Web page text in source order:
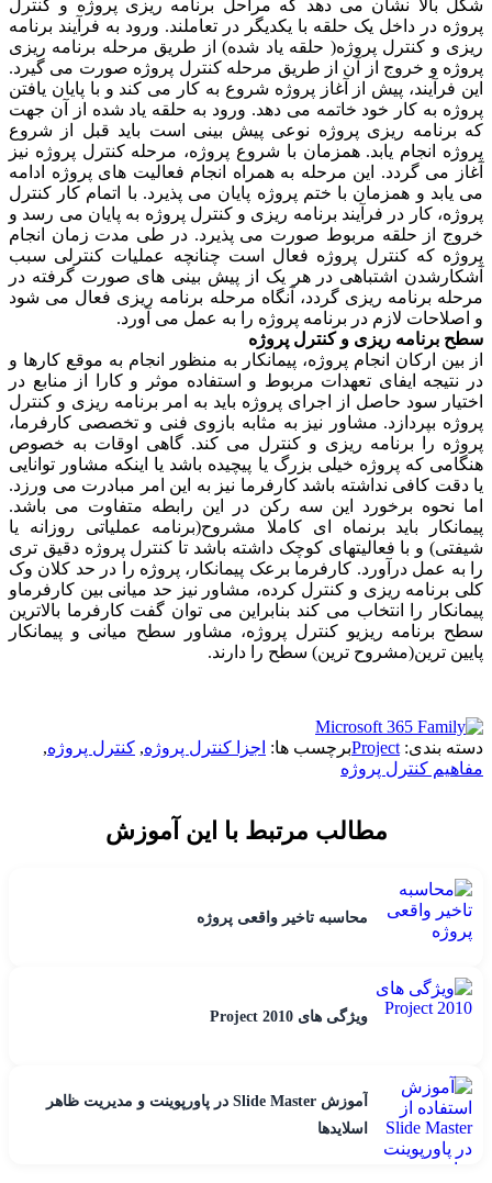
شکل بالا نشان می دهد که مراحل برنامه ریزی پروژه و کنترل
پروژه در داخل یک حلقه با یکدیگر در تعاملند. ورود به فرآیند برنامه
ریزی و کنترل پروژه( حلقه یاد شده) از طریق مرحله برنامه ریزی
پروژه و خروج از آن از طریق مرحله کنترل پروژه صورت می گیرد.
این فرآیند، پیش از آغاز پروژه شروع به کار می کند و با پایان یافتن
پروژه به کار خود خاتمه می دهد. ورود به حلقه یاد شده از آن جهت
که برنامه ریزی پروژه نوعی پیش بینی است باید قبل از شروع
پروژه انجام یابد. همزمان با شروع پروژه، مرحله کنترل پروژه نیز
آغاز می گردد. این مرحله به همراه انجام فعالیت های پروژه ادامه
می یابد و همزمان با ختم پروژه پایان می پذیرد. با اتمام کار کنترل
پروژه، کار در فرآیند برنامه ریزی و کنترل پروژه به پایان می رسد و
خروج از حلقه مربوط صورت می پذیرد. در طی مدت زمان انجام
پروژه که کنترل پروژه فعال است چنانچه عملیات کنترلی سبب
آشکارشدن اشتباهی در هر یک از پیش بینی های صورت گرفته در
مرحله برنامه ریزی گردد، آنگاه مرحله برنامه ریزی فعال می شود
و اصلاحات لازم در برنامه پروژه را به عمل می آورد.
سطح برنامه ریزی و کنترل پروژه
از بین ارکان انجام پروژه، پیمانکار به منظور انجام به موقع کارها و
در نتیجه ایفای تعهدات مربوط و استفاده موثر و کارا از منابع در
اختیار سود حاصل از اجرای پروژه باید به امر برنامه ریزی و کنترل
پروژه بپردازد. مشاور نیز به مثابه بازوی فنی و تخصصی کارفرما،
پروژه را برنامه ریزی و کنترل می کند. گاهی اوقات به خصوص
هنگامی که پروژه خیلی بزرگ یا پیچیده باشد یا اینکه مشاور توانایی
یا دقت کافی نداشته باشد کارفرما نیز به این امر مبادرت می ورزد.
اما نحوه برخورد این سه رکن در این رابطه متفاوت می باشد.
پیمانکار باید برنماه ای کاملا مشروح(برنامه عملیاتی روزانه یا
شیفتی) و با فعالیتهای کوچک داشته باشد تا کنترل پروژه دقیق تری
را به عمل درآورد. کارفرما برعک پیمانکار، پروژه را در حد کلان وک
کلی برنامه ریزی و کنترل کرده، مشاور نیز حد میانی بین کارفرماو
پیمانکار را انتخاب می کند بنابراین می توان گفت کارفرما بالاترین
سطح برنامه ریزیو کنترل پروژه، مشاور سطح میانی و پیمانکار
پایین ترین(مشروح ترین) سطح را دارند.
دسته بندی: Projectبرچسب ها: اجزا کنترل پروژه, کنترل پروژه,
مفاهیم کنترل پروژه
مطالب مرتبط با این آموزش
محاسبه تاخیر واقعی پروژه
ویژگی های Project 2010
آموزش Slide Master در پاورپوینت و مدیریت ظاهر
اسلایدها